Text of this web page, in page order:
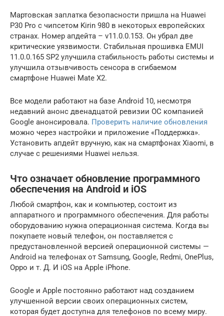
Мартовская заплатка безопасности пришла на Huawei
P30 Pro с чипсетом Kirin 980 в некоторых европейских
странах. Номер апдейта – v11.0.0.153. Он убрал две
критические уязвимости. Стабильная прошивка EMUI
11.0.0.165 SP2 улучшила стабильность работы системы и
улучшила отзывчивость сенсора в сгибаемом
смартфоне Huawei Mate X2.
Все модели работают на базе Android 10, несмотря
недавний анонс двенадцатой ревизии ОС компанией
Google анонсировала. Проверить наличие обновления
можно через настройки и приложение «Поддержка».
Установить апдейт вручную, как на смартфонах Xiaomi, в
случае с решениями Huawei нельзя.
Что означает обновление программного
обеспечения на Android и iOS
Любой смартфон, как и компьютер, состоит из
аппаратного и программного обеспечения. Для работы
оборудованию нужна операционная система. Когда вы
покупаете новый телефон, он поставляется с
предустановленной версией операционной системы —
Android на телефонах от Samsung, Google, Redmi, OnePlus,
Oppo и т. Д. И iOS на Apple iPhone.
Google и Apple постоянно работают над созданием
улучшенной версии своих операционных систем,
которая будет доступна для телефонов по всему миру.